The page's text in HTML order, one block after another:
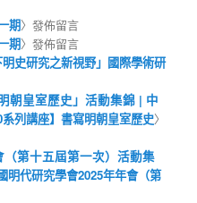
期〉發佈留言
期〉發佈留言
史研究之新視野」國際學術研
朝皇室歷史」活動集錦 | 中
系列講座】書寫明朝皇室歷史〉
第十五屆第一次）活動集
明代研究學會2025年年會（第